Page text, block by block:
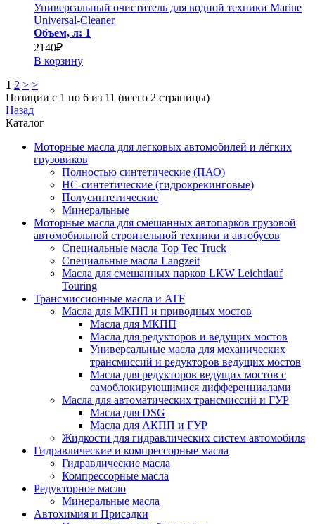
Универсальный очиститель для водной техники Marine
Universal-Cleaner
Объем, л: 1
2140₽
В корзину
1 2 > >|
Позиции с 1 по 6 из 11 (всего 2 страницы)
Назад
Каталог
Моторные масла для легковых автомобилей и лёгких
грузовиков
Полностью синтетические (ПАО)
НС-синтетические (гидрокрекинговые)
Полусинтетические
Минеральные
Моторные масла для смешанных автопарков грузовой
автомобильной строительной техники и автобусов
Специальные масла Top Tec Truck
Специальные масла Langzeit
Масла для смешанных парков LKW Leichtlauf
Touring
Трансмиссионные масла и ATF
Масла для МКПП и приводных мостов
Масла для МКПП
Масла для редукторов и ведущих мостов
Универсальные масла для механических
трансмиссий и редукторов ведущих мостов
Масла для редукторов ведущих мостов с
самоблокирующимися дифференциалами
Масла для автоматических трансмиссий и ГУР
Масла для DSG
Масла для АКПП и ГУР
Жидкости для гидравлических систем автомобиля
Гидравлические и компрессорные масла
Гидравлические масла
Компрессорные масла
Редукторное масло
Минеральные масла
Автохимия и Присадки